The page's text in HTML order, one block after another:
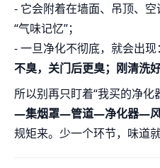
- 它会附着在墙面、吊顶、
“气味记忆”；
- 一旦净化不彻底，就会出现：
不臭，关门后更臭；刚清洗
所以别再只盯着“我买的净化
—集烟罩—管道—净化器—
规矩来。少一个环节，味道就